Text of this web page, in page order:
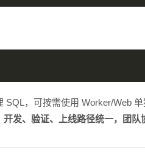
SQL，可按需使用 Worker/Web
开发、验证、上线路径统一，团队